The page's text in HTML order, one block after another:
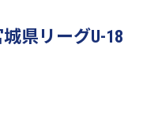
県リーグU-18